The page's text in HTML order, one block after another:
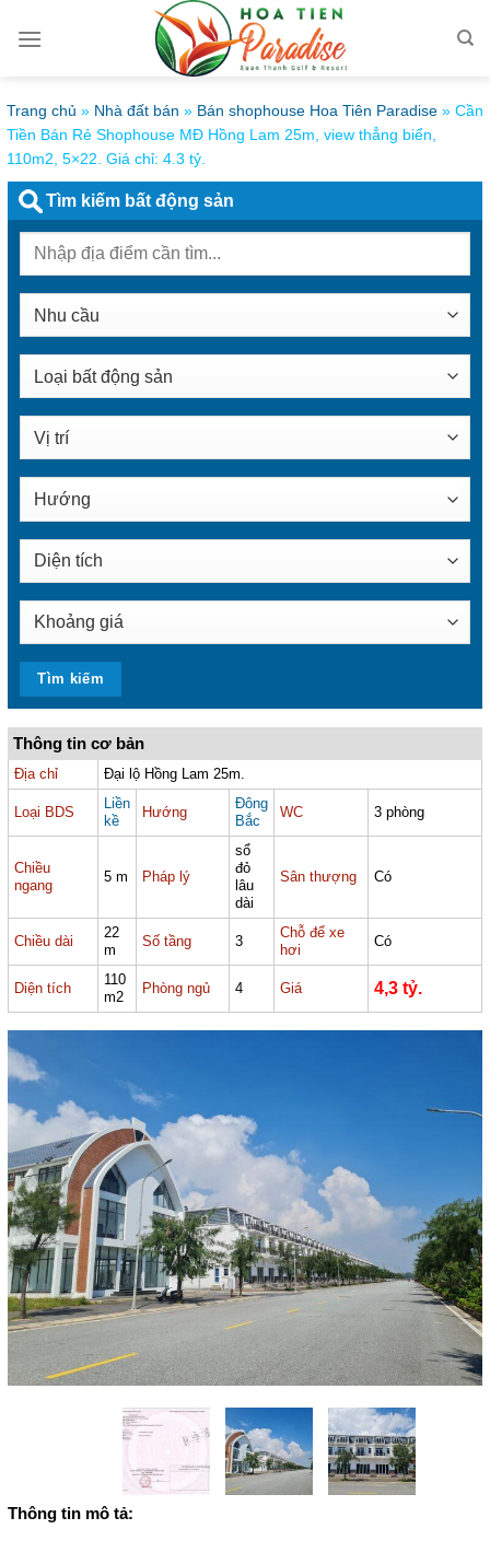
qua
Trang chủ » Nhà đất bán » Bán shophouse Hoa Tiên Paradise » Cần
Tiền Bán Rẻ Shophouse MĐ Hồng Lam 25m, view thẳng biển,
110m2, 5×22. Giá chỉ: 4.3 tỷ.
Thông tin cơ bản
Địa chỉ Đại lộ Hồng Lam 25m.
Loại BDS
Liền
kề
Hướng
Đông
Bắc
WC 3 phòng
Chiều
ngang
5 m Pháp lý
sổ
đỏ
lâu
dài
Sân thượng Có
Chiều dài
22
m
Số tầng 3
Chỗ để xe
hơi
Có
Diện tích
110
m2
Phòng ngủ 4 Giá 4,3 tỷ.
Thông tin mô tả:
Tìm kiếm bất động sản